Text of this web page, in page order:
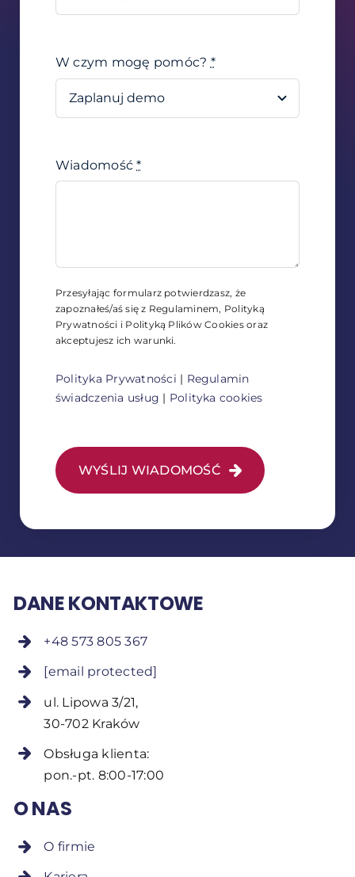
W czym mogę pomóc? *
Wiadomość*
Przesyłając formularz potwierdzasz, że
zapoznałeś/aś się z Regulaminem, Polityką
Prywatności i Polityką Plików Cookies oraz
akceptujesz ich warunki.
Polityka Prywatności | Regulamin
świadczenia usług | Polityka cookies
WYŚLIJ WIADOMOŚĆ
DANE KONTAKTOWE
+48 573 805 367
[email protected]
ul. Lipowa 3/21,
30-702 Kraków
Obsługa klienta:
pon.-pt. 8:00-17:00
O NAS
O firmie